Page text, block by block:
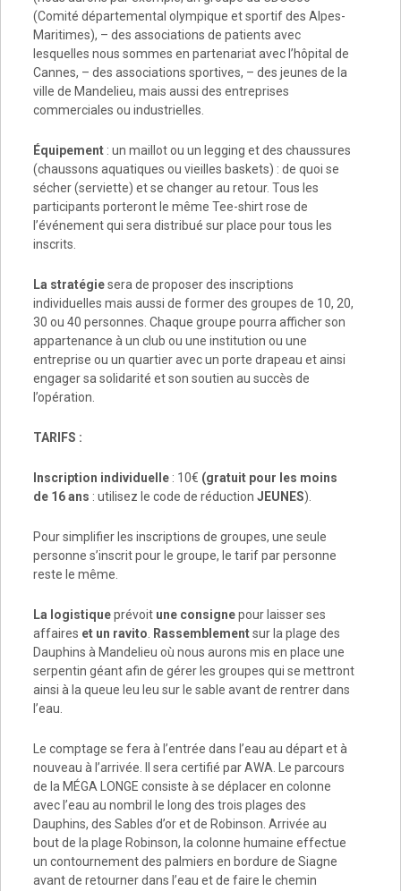
(Comité départemental olympique et sportif des Alpes-
Maritimes), – des associations de patients avec
lesquelles nous sommes en partenariat avec l’hôpital de
Cannes, – des associations sportives, – des jeunes de la
ville de Mandelieu, mais aussi des entreprises
commerciales ou industrielles.
Équipement : un maillot ou un legging et des chaussures
(chaussons aquatiques ou vieilles baskets) : de quoi se
sécher (serviette) et se changer au retour. Tous les
participants porteront le même Tee-shirt rose de
l’événement qui sera distribué sur place pour tous les
inscrits.
La stratégiesera de proposer des inscriptions
individuelles mais aussi de former des groupes de 10, 20,
30 ou 40 personnes. Chaque groupe pourra afficher son
appartenance à un club ou une institution ou une
entreprise ou un quartier avec un porte drapeau et ainsi
engager sa solidarité et son soutien au succès de
l’opération.
TARIFS :
Inscription individuelle: 10€ (gratuit pour les moins
de 16 ans : utilisez le code de réduction JEUNES).
Pour simplifier les inscriptions de groupes, une seule
personne s’inscrit pour le groupe, le tarif par personne
reste le même.
La logistiqueprévoit une consignepour laisser ses
affaires et un ravito. Rassemblementsur la plage des
Dauphins à Mandelieu où nous aurons mis en place une
serpentin géant afin de gérer les groupes qui se mettront
ainsi à la queue leu leu sur le sable avant de rentrer dans
l’eau.
Le comptage se fera à l’entrée dans l’eau au départ et à
nouveau à l’arrivée. Il sera certifié par AWA. Le parcours
de la MÉGA LONGE consiste à se déplacer en colonne
avec l’eau au nombril le long des trois plages des
Dauphins, des Sables d’or et de Robinson. Arrivée au
bout de la plage Robinson, la colonne humaine effectue
un contournement des palmiers en bordure de Siagne
avant de retourner dans l’eau et de faire le chemin